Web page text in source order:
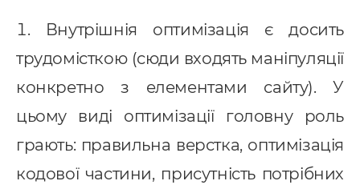
Внутрішнія оптимізація є досить
трудомісткою (сюди входять маніпуляції
конкретно з елементами сайту). У
цьому виді оптимізації головну роль
грають: правильна верстка, оптимізація
кодової частини, присутність потрібних